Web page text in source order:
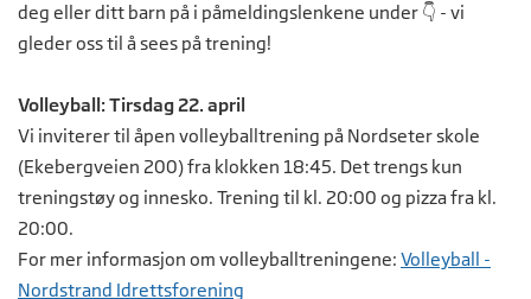
deg eller ditt barn på i påmeldingslenkene under 👇 - vi
gleder oss til å sees på trening!
Volleyball: Tirsdag 22. april
Vi inviterer til åpen volleyballtrening på Nordseter skole
(Ekebergveien 200) fra klokken 18:45. Det trengs kun
treningstøy og innesko. Trening til kl. 20:00 og pizza fra kl.
20:00.
For mer informasjon om volleyballtreningene: Volleyball -
Nordstrand Idrettsforening